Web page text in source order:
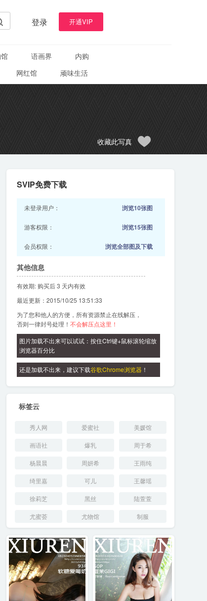
登录 开通VIP
语画界
内购
网红馆 顽味生活
收藏此写真
SVIP免费下载
未登录用户： 浏览10张图
游客权限： 浏览15张图
会员权限： 浏览全部图及下载
其他信息
有效期: 购买后 3 天内有效
最近更新：2015/10/25 13:51:33
为了您和他人的方便，所有资源禁止在线解压，
否则一律封号处理！ 不会解压点这里！
图片加载不出来可以试试：按住Ctrl键+鼠标滚轮缩放
浏览器百分比
还是加载不出来，建议下载谷歌Chrome浏览器 ！
标签云
秀人网 爱蜜社 美媛馆
画语社 爆乳 周于希
杨晨晨 周妍希 王雨纯
绮里嘉 可儿 王馨瑶
徐莉芝 黑丝 陆萱萱
尤蜜荟 尤物馆 制服